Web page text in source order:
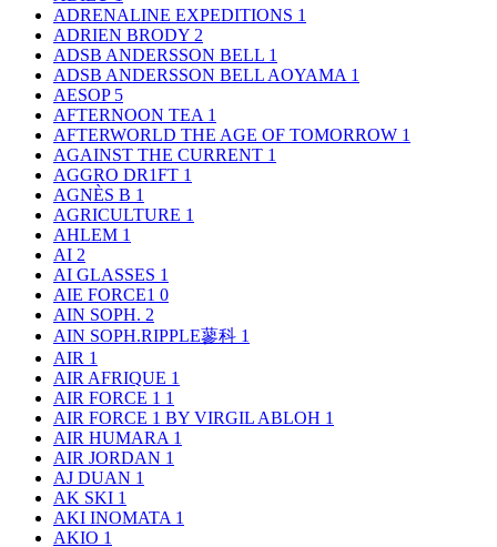
ADRENALINE EXPEDITIONS 1
ADRIEN BRODY 2
ADSB ANDERSSON BELL 1
ADSB ANDERSSON BELL AOYAMA 1
AESOP 5
AFTERNOON TEA 1
AFTERWORLD THE AGE OF TOMORROW 1
AGAINST THE CURRENT 1
AGGRO DR1FT 1
AGNÈS B 1
AGRICULTURE 1
AHLEM 1
AI 2
AI GLASSES 1
AIE FORCE1 0
AIN SOPH. 2
AIN SOPH.RIPPLE蓼科 1
AIR 1
AIR AFRIQUE 1
AIR FORCE 1 1
AIR FORCE 1 BY VIRGIL ABLOH 1
AIR HUMARA 1
AIR JORDAN 1
AJ DUAN 1
AK SKI 1
AKI INOMATA 1
AKIO 1